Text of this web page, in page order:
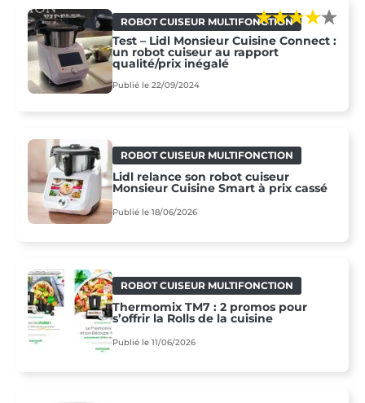
ROBOT CUISEUR MULTIFONCTION
Test – Lidl Monsieur Cuisine Connect :
un robot cuiseur au rapport
qualité/prix inégalé
Publié le 22/09/2024
ROBOT CUISEUR MULTIFONCTION
Lidl relance son robot cuiseur
Monsieur Cuisine Smart à prix cassé
Publié le 18/06/2026
ROBOT CUISEUR MULTIFONCTION
Thermomix TM7 : 2 promos pour
s’offrir la Rolls de la cuisine
Publié le 11/06/2026